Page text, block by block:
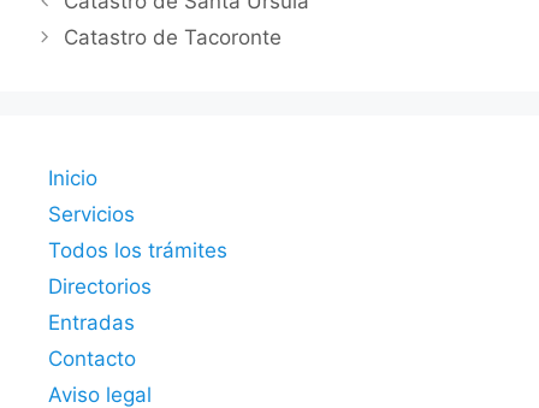
Catastro de Tacoronte
Inicio
Servicios
Todos los trámites
Directorios
Entradas
Contacto
Aviso legal